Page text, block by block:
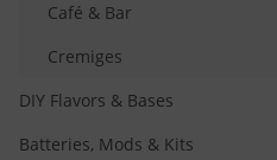
Café & Bar
Cremiges
DIY Flavors & Bases
Batteries, Mods & Kits